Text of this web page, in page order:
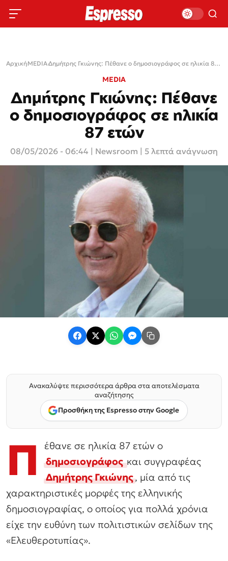
Αρχική›MEDIA› Δημήτρης Γκιώνης: Πέθανε ο δημοσιογράφος σε ηλικία 87 ετών
MEDIA
Δημήτρης Γκιώνης: Πέθανε
ο δημοσιογράφος σε ηλικία
87 ετών
08/05/2026 - 06:44 Newsroom | 5 λεπτά ανάγνωση
Ανακαλύψτε περισσότερα άρθρα στα αποτελέσματα
αναζήτησης
Προσθήκη της Espresso στην Google
Π
έθανε σε ηλικία 87 ετών ο
δημοσιογράφος και συγγραφέας
Δημήτρης Γκιώνης, μία από τις
χαρακτηριστικές μορφές της ελληνικής
δημοσιογραφίας, ο οποίος για πολλά χρόνια
είχε την ευθύνη των πολιτιστικών σελίδων της
«Ελευθεροτυπίας».